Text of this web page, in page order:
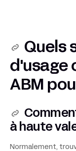
Quels
d'usage
ABM
à haute
Normalement,